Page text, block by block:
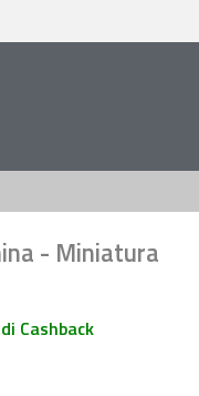
- Miniatura
Cashback